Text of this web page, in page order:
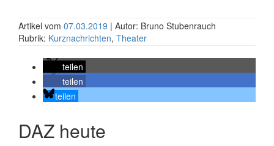
Artikel vom 07.03.2019 | Autor: Bruno Stubenrauch
Rubrik: Kurznachrichten, Theater
teilen
teilen
teilen
DAZ heute